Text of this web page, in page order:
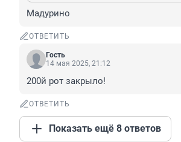
Мадурино
ОТВЕТИТЬ
Гость
14 мая 2025, 21:12
200й рот закрыло!
ОТВЕТИТЬ
Показать ещё 8 ответов